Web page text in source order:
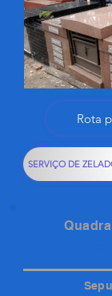
Rota
SERVIÇO DE
Quadra